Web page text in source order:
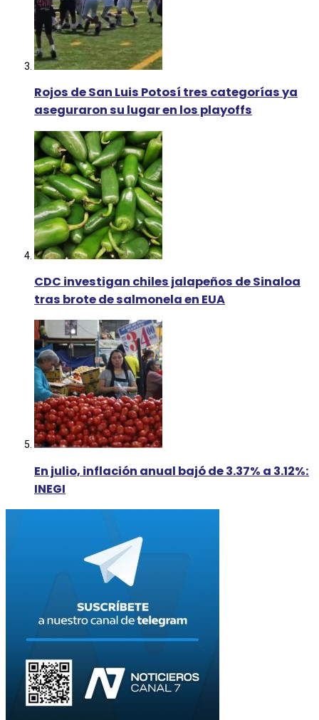
Rojos de San Luis Potosí tres categorías ya
aseguraron su lugar en los playoffs
CDC investigan chiles jalapeños de Sinaloa
tras brote de salmonela en EUA
En julio, inflación anual bajó de 3.37% a 3.12%:
INEGI